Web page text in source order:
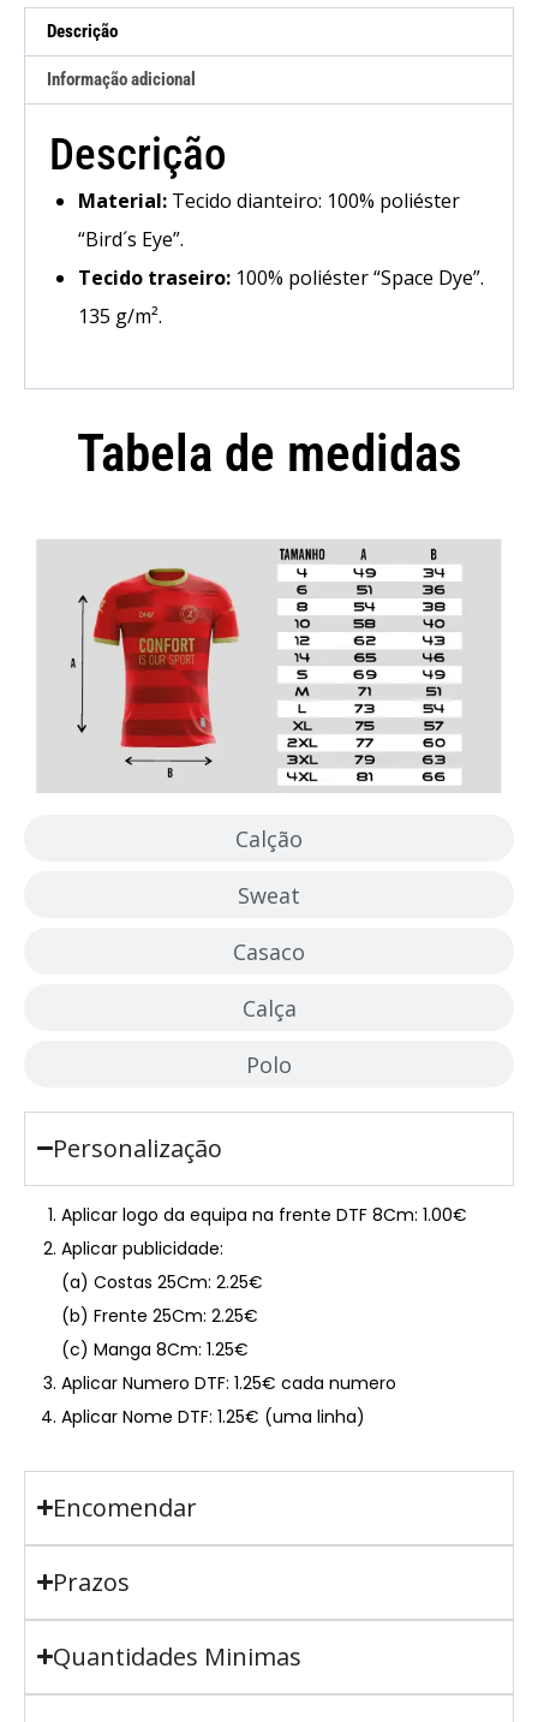
Descrição
Informação adicional
Descrição
Material: Tecido dianteiro: 100% poliéster
“Bird´s Eye”.
Tecido traseiro: 100% poliéster “Space Dye”.
135 g/m².
Tabela de medidas
Calção
Sweat
Casaco
Calça
Polo
Personalização
Aplicar logo da equipa na frente DTF 8Cm: 1.00€
Aplicar publicidade:
(a) Costas 25Cm: 2.25€
(b) Frente 25Cm: 2.25€
(c) Manga 8Cm: 1.25€
Aplicar Numero DTF: 1.25€ cada numero
Aplicar Nome DTF: 1.25€ (uma linha)
Encomendar
Prazos
Quantidades Minimas